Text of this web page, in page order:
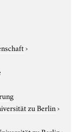
›
zu Berlin›